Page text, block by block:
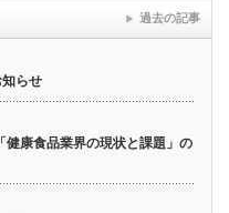
らせ
健康食品業界の現状と課題」の
過去の記事